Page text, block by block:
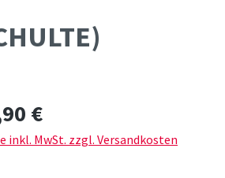
Preis:
€
inkl. MwSt. zzgl. Versandkosten